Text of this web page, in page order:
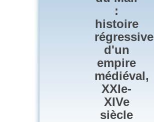
:
histoire
régressive
d'un
empire
médiéval,
XXIe-
XIVe
siècle